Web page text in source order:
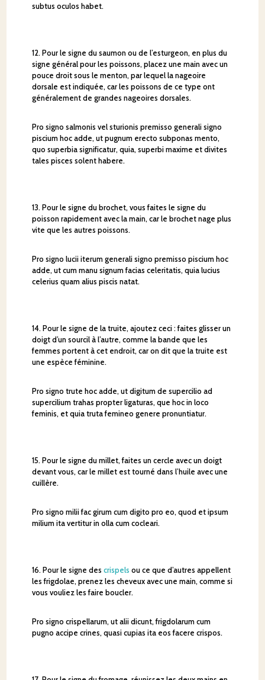
subtus oculos habet.
12. Pour le signe du saumon ou de l’esturgeon, en plus du
signe général pour les poissons, placez une main avec un
pouce droit sous le menton, par lequel la nageoire
dorsale est indiquée, car les poissons de ce type ont
généralement de grandes nageoires dorsales.
Pro signo salmonis vel sturionis premisso generali signo
piscium hoc adde, ut pugnum erecto subponas mento,
quo superbia significatur, quia, superbi maxime et divites
tales pisces solent habere.
13. Pour le signe du brochet, vous faites le signe du
poisson rapidement avec la main, car le brochet nage plus
vite que les autres poissons.
Pro signo lucii iterum generali signo premisso piscium hoc
adde, ut cum manu signum facias celeritatis, quia lucius
celerius quam alius piscis natat.
14. Pour le signe de la truite, ajoutez ceci : faites glisser un
doigt d’un sourcil à l’autre, comme la bande que les
femmes portent à cet endroit, car on dit que la truite est
une espèce féminine.
Pro signo trute hoc adde, ut digitum de supercilio ad
supercilium trahas propter ligaturas, que hoc in loco
feminis, et quia truta femineo genere pronuntiatur.
15. Pour le signe du millet, faites un cercle avec un doigt
devant vous, car le millet est tourné dans l’huile avec une
cuillère.
Pro signo milii fac girum cum digito pro eo, quod et ipsum
milium ita vertitur in olla cum cocleari.
16. Pour le signe des crispels ou ce que d’autres appellent
les frigdolae, prenez les cheveux avec une main, comme si
vous vouliez les faire boucler.
Pro signo crispellarum, ut alii dicunt, frigdolarum cum
pugno accipe crines, quasi cupias ita eos facere crispos.